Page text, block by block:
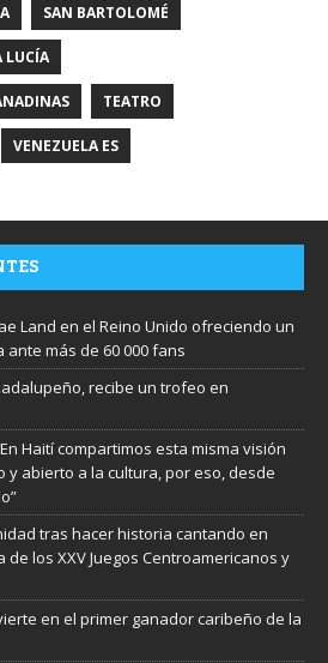
SAN BARTOLOMÉ
LUCÍA
TEATRO
VENEZUELA ES
Land en el Reino Unido ofreciendo un
más de 60 000 fans
recibe un trofeo en
Haití compartimos esta misma visión
y abierto a la cultura, por eso, desde
tras hacer historia cantando en
los XXV Juegos Centroamericanos y
en el primer ganador caribeño de la